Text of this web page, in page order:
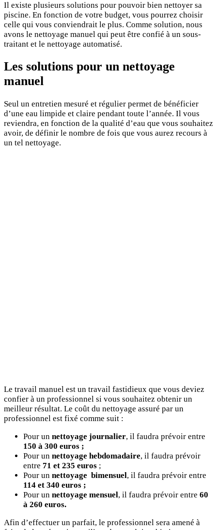
Il existe plusieurs solutions pour pouvoir bien nettoyer sa
piscine. En fonction de votre budget, vous pourrez choisir
celle qui vous conviendrait le plus. Comme solution, nous
avons le nettoyage manuel qui peut être confié à un sous-
traitant et le nettoyage automatisé.
Les solutions pour un nettoyage
manuel
Seul un entretien mesuré et régulier permet de bénéficier
d’une eau limpide et claire pendant toute l’année. Il vous
reviendra, en fonction de la qualité d’eau que vous souhaitez
avoir, de définir le nombre de fois que vous aurez recours à
un tel nettoyage.
Le travail manuel est un travail fastidieux que vous deviez
confier à un professionnel si vous souhaitez obtenir un
meilleur résultat. Le coût du nettoyage assuré par un
professionnel est fixé comme suit :
Pour un nettoyage journalier, il faudra prévoir entre
150 à 300 euros ;
Pour un nettoyage hebdomadaire, il faudra prévoir
entre 71 et 235 euros ;
Pour un nettoyage bimensuel, il faudra prévoir entre
114 et 340 euros ;
Pour un nettoyage mensuel, il faudra prévoir entre 60
à 260 euros.
Afin d’effectuer un parfait, le professionnel sera amené à